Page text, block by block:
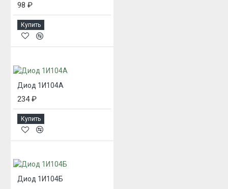
98 ₽
Купить
Диод 1И104А
234 ₽
Купить
Диод 1И104Б